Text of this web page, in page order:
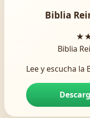
Biblia
Biblia
Lee y escucha la